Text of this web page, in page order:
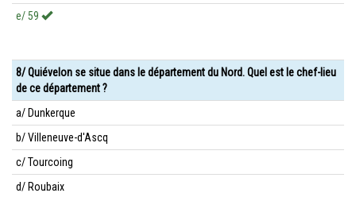
e/ 59
8/ Quiévelon se situe dans le département du Nord. Quel est le chef-lieu
de ce département ?
a/ Dunkerque
b/ Villeneuve-d'Ascq
c/ Tourcoing
d/ Roubaix